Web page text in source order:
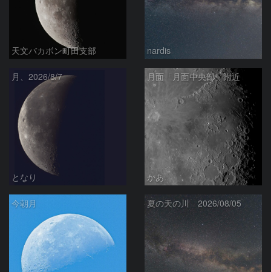
天文バカボン町田支部 nardis
月、2026/8/7
となり
月面「月面中央部」附近
かあ
今朝月 夏の天の川 2026/08/05